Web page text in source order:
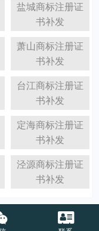
盐城商标注册证
书补发
萧山商标注册证
书补发
台江商标注册证
书补发
定海商标注册证
书补发
泾源商标注册证
书补发